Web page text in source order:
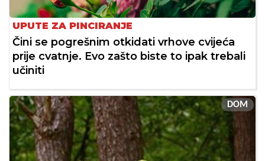
UPUTE ZA PINCIRANJE
Čini se pogrešnim otkidati vrhove cvijeća
prije cvatnje. Evo zašto biste to ipak trebali
učiniti
DOM